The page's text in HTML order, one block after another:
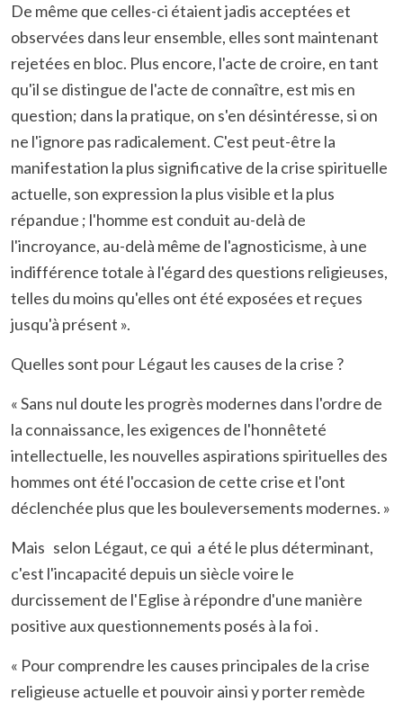
De même que celles-ci étaient jadis acceptées et
observées dans leur ensemble, elles sont maintenant
rejetées en bloc. Plus encore, l'acte de croire, en tant
qu'il se distingue de l'acte de connaître, est mis en
question; dans la pratique, on s'en désintéresse, si on
ne l'ignore pas radicalement. C'est peut-être la
manifestation la plus significative de la crise spirituelle
actuelle, son expression la plus visible et la plus
répandue ; l'homme est conduit au-delà de
l'incroyance, au-delà même de l'agnosticisme, à une
indifférence totale à l'égard des questions religieuses,
telles du moins qu'elles ont été exposées et reçues
jusqu'à présent ».
Quelles sont pour Légaut les causes de la crise ?
« Sans nul doute les progrès modernes dans l'ordre de
la connaissance, les exigences de l'honnêteté
intellectuelle, les nouvelles aspirations spirituelles des
hommes ont été l'occasion de cette crise et l'ont
déclenchée plus que les bouleversements modernes. »
Mais selon Légaut, ce qui a été le plus déterminant,
c'est l'incapacité depuis un siècle voire le
durcissement de l'Eglise à répondre d'une manière
positive aux questionnements posés à la foi .
« Pour comprendre les causes principales de la crise
religieuse actuelle et pouvoir ainsi y porter remède